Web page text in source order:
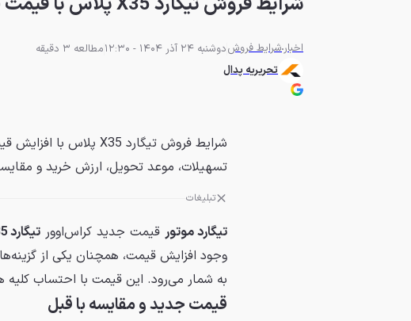
اخبارشرایط فروشدوشنبه 24 آذر 1404 - 12:30
مطالعه 3 دقیقه
تحریریه پدال
تسهیلات، موعد تحویل، ارزش خرید و
تبلیغات
تیگارد موتور قیمت جدید کراس‌اوور تیگارد X35 پلاس
وجود افزایش قیمت، همچنان یکی از
به شمار می‌رود. این قیمت با احتساب
قیمت جدید و مقایسه با قبل